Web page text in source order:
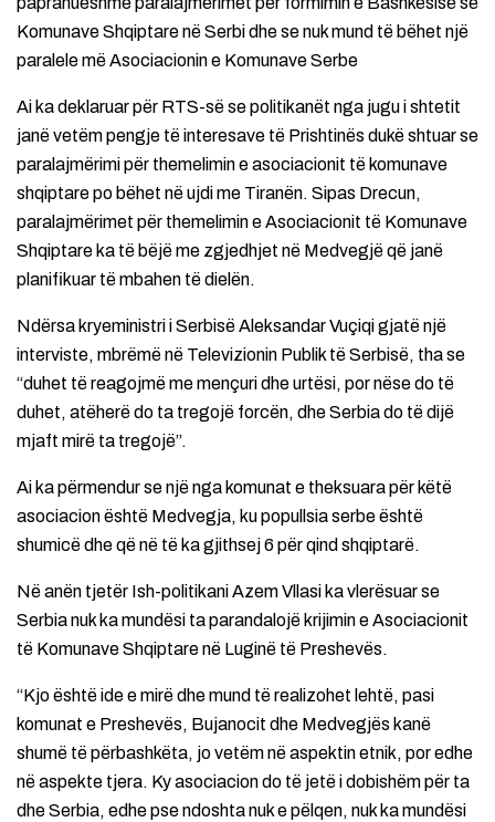
Komunave Shqiptare në Serbi dhe se nuk mund të bëhet një
paralele më Asociacionin e Komunave Serbe
Ai ka deklaruar për RTS-së se politikanët nga jugu i shtetit
janë vetëm pengje të interesave të Prishtinës dukë shtuar se
paralajmërimi për themelimin e asociacionit të komunave
shqiptare po bëhet në ujdi me Tiranën. Sipas Drecun,
paralajmërimet për themelimin e Asociacionit të Komunave
Shqiptare ka të bëjë me zgjedhjet në Medvegjë që janë
planifikuar të mbahen të dielën.
Ndërsa kryeministri i Serbisë Aleksandar Vuçiqi gjatë një
interviste, mbrëmë në Televizionin Publik të Serbisë, tha se
“duhet të reagojmë me mençuri dhe urtësi, por nëse do të
duhet, atëherë do ta tregojë forcën, dhe Serbia do të dijë
mjaft mirë ta tregojë”.
Ai ka përmendur se një nga komunat e theksuara për këtë
asociacion është Medvegja, ku popullsia serbe është
shumicë dhe që në të ka gjithsej 6 për qind shqiptarë.
Në anën tjetër Ish-politikani Azem Vllasi ka vlerësuar se
Serbia nuk ka mundësi ta parandalojë krijimin e Asociacionit
të Komunave Shqiptare në Luginë të Preshevës.
“Kjo është ide e mirë dhe mund të realizohet lehtë, pasi
komunat e Preshevës, Bujanocit dhe Medvegjës kanë
shumë të përbashkëta, jo vetëm në aspektin etnik, por edhe
në aspekte tjera. Ky asociacion do të jetë i dobishëm për ta
dhe Serbia, edhe pse ndoshta nuk e pëlqen, nuk ka mundësi